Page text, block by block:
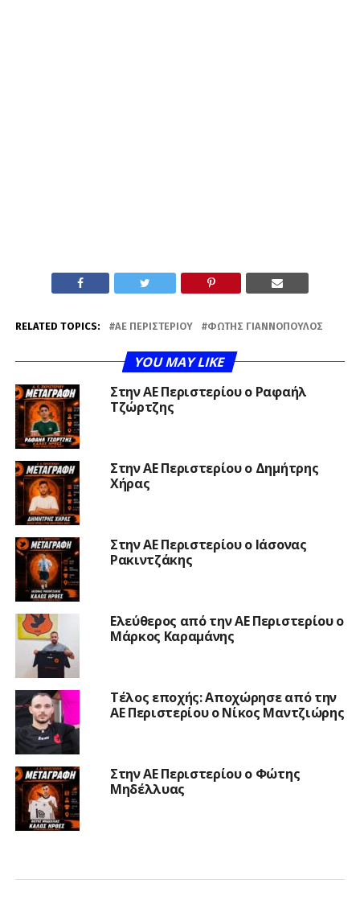
RELATED TOPICS: ΑΕ ΠΕΡΙΣΤΕΡΊΟΥ ΦΏΤΗΣ ΓΙΑΝΝΌΠΟΥΛΟΣ
YOU MAY LIKE
Στην ΑΕ Περιστερίου ο Ραφαήλ
Τζώρτζης
Στην ΑΕ Περιστερίου ο Δημήτρης
Χήρας
Στην ΑΕ Περιστερίου ο Ιάσονας
Ρακιντζάκης
Ελεύθερος από την ΑΕ Περιστερίου ο
Μάρκος Καραμάνης
Τέλος εποχής: Αποχώρησε από την
ΑΕ Περιστερίου ο Νίκος Μαντζιώρης
Στην ΑΕ Περιστερίου ο Φώτης
Μηδέλλυας